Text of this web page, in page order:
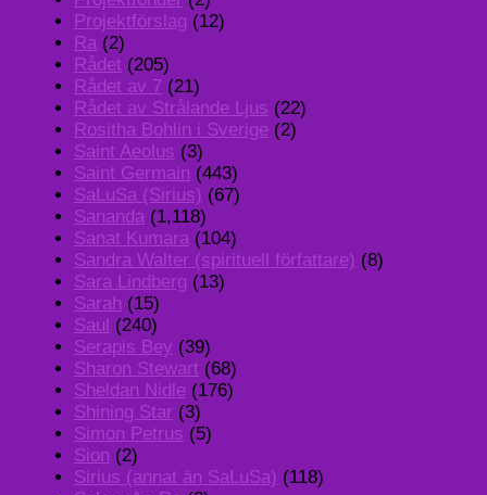
Projektförslag (12)
Ra (2)
Rådet (205)
Rådet av 7 (21)
Rådet av Strålande Ljus (22)
Rositha Bohlin i Sverige (2)
Saint Aeolus (3)
Saint Germain (443)
SaLuSa (Sirius) (67)
Sananda (1,118)
Sanat Kumara (104)
Sandra Walter (spirituell författare) (8)
Sara Lindberg (13)
Sarah (15)
Saul (240)
Serapis Bey (39)
Sharon Stewart (68)
Sheldan Nidle (176)
Shining Star (3)
Simon Petrus (5)
Sion (2)
Sirius (annat än SaLuSa) (118)